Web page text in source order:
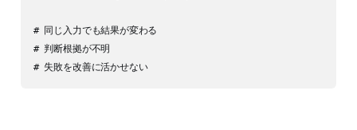
# 同じ入力でも結果が変わる
# 判断根拠が不明
# 失敗を改善に活かせない